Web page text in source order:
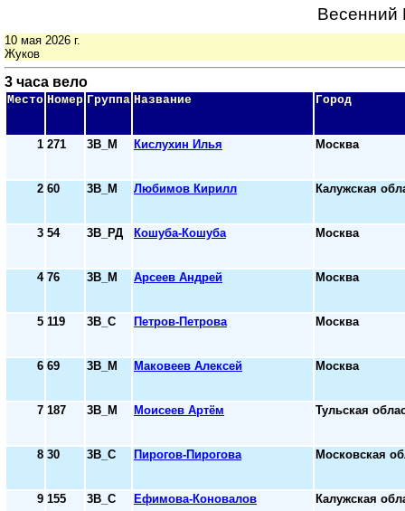
Весенний
10 мая 2026 г.
Жуков
3 часа вело
Место Номер Группа Название Город
1 271 3В_М Кислухин Илья Москва
2 60 3В_М Любимов Кирилл Калужская
3 54 3В_РД Кошуба-Кошуба Москва
4 76 3В_М Арсеев Андрей Москва
5 119 3В_С Петров-Петрова Москва
6 69 3В_М Маковеев Алексей Москва
7 187 3В_М Моисеев Артём Тульская
8 30 3В_С Пирогов-Пирогова Московская
9 155 3В_С Ефимова-Коновалов Калужская